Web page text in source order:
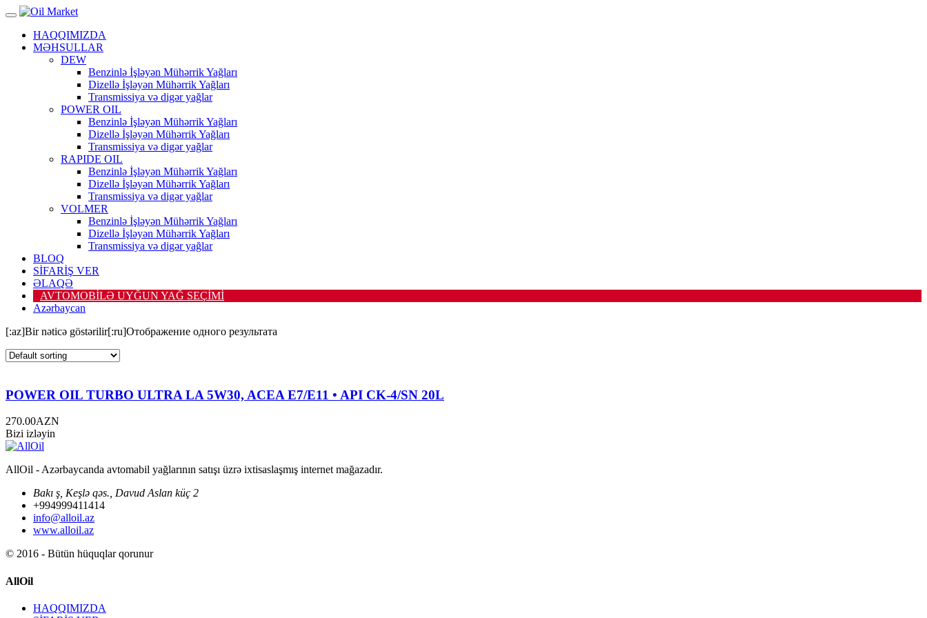
HAQQIMIZDA
MƏHSULLAR
DEW
Benzinlə İşləyən Mühərrik Yağları
Dizellə İşləyən Mühərrik Yağları
Transmissiya və digər yağlar
POWER OIL
Benzinlə İşləyən Mühərrik Yağları
Dizellə İşləyən Mühərrik Yağları
Transmissiya və digər yağlar
RAPIDE OIL
Benzinlə İşləyən Mühərrik Yağları
Dizellə İşləyən Mühərrik Yağları
Transmissiya və digər yağlar
VOLMER
Benzinlə İşləyən Mühərrik Yağları
Dizellə İşləyən Mühərrik Yağları
Transmissiya və digər yağlar
BLOQ
SİFARİŞ VER
ƏLAQƏ
AVTOMOBİLƏ UYĞUN YAĞ SEÇİMİ
Azərbaycan
[:az]Bir nəticə göstərilir[:ru]Отображение одного результата
POWER OIL TURBO ULTRA LA 5W30, ACEA E7/E11 • API CK-4/SN 20L
270.00AZN
Bizi izləyin
AllOil - Azərbaycanda avtomabil yağlarının satışı üzrə ixtisaslaşmış internet mağazadır.
Bakı ş, Keşlə qəs., Davud Aslan küç 2
+994999411414
info@alloil.az
www.alloil.az
© 2016 - Bütün hüquqlar qorunur
AllOil
HAQQIMIZDA